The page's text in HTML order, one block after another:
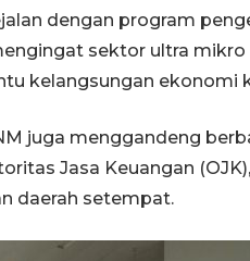
dengan program
sektor ultra
kelangsungan ekonomi
juga menggandeng
Jasa Keuangan
daerah setempat.
Penyelesaian
Kopdes Merah
Sumbar